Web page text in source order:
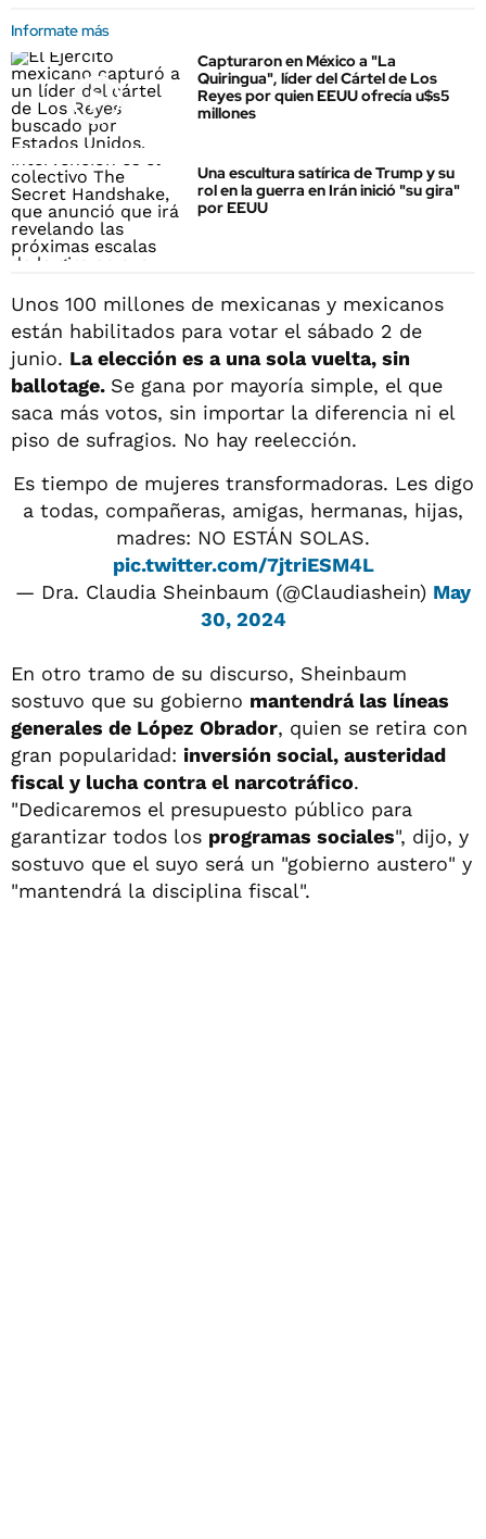
Informate más
Capturaron en México a "La
Quiringua", líder del Cártel de Los
Reyes por quien EEUU ofrecía u$s5
millones
Una escultura satírica de Trump y su
rol en la guerra en Irán inició "su gira"
por EEUU
Unos 100 millones de mexicanas y mexicanos
están habilitados para votar el sábado 2 de
junio. La elección es a una sola vuelta, sin
ballotage. Se gana por mayoría simple, el que
saca más votos, sin importar la diferencia ni el
piso de sufragios. No hay reelección.
Es tiempo de mujeres transformadoras. Les digo
a todas, compañeras, amigas, hermanas, hijas,
madres: NO ESTÁN SOLAS.
pic.twitter.com/7jtriESM4L
— Dra. Claudia Sheinbaum (@Claudiashein) May
30, 2024
En otro tramo de su discurso, Sheinbaum
sostuvo que su gobierno mantendrá las líneas
generales de López Obrador, quien se retira con
gran popularidad: inversión social, austeridad
fiscal y lucha contra el narcotráfico.
"Dedicaremos el presupuesto público para
garantizar todos los programas sociales", dijo, y
sostuvo que el suyo será un "gobierno austero" y
"mantendrá la disciplina fiscal".